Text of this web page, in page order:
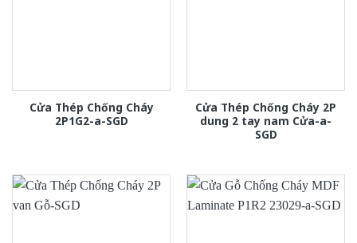
Cửa Thép Chống Cháy
2P1G2-a-SGD
Cửa Thép Chống Cháy 2P
dung 2 tay nam Cửa-a-
SGD